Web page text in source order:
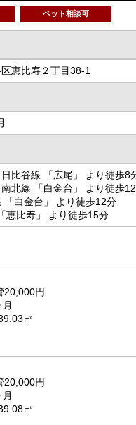
ペット相談可
恵比寿２丁目38-1
比谷線 「広尾」 より徒歩8
北線 「白金台」 より徒歩
「白金台」 より徒歩12分
恵比寿」 より徒歩15分
20,000円
㎡
20,000円
㎡